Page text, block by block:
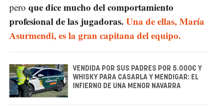
pero que dice mucho del comportamiento
profesional de las jugadoras. Una de ellas, María
Asurmendi, es la gran capitana del equipo.
VENDIDA POR SUS PADRES POR 5.000€ Y
WHISKY PARA CASARLA Y MENDIGAR: EL
INFIERNO DE UNA MENOR NAVARRA